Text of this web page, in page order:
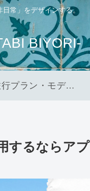
常」をデザインする。
BIYORI-
旅行プラン・モデルコース
するならアプ